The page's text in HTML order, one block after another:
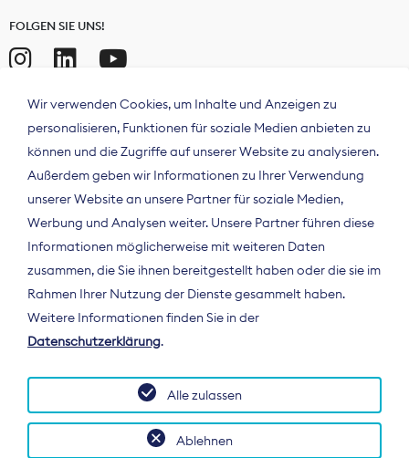
FOLGEN SIE UNS!
Der Bundesverband Digitalpublisher und
Zeitungsverleger (BDZV) vertritt als
Spitzenorganisation die Interessen der
Deutschland und auf EU-Ebene.
Wir verwenden Cookies, um Inhalte und Anzeigen zu
personalisieren, Funktionen für soziale Medien anbieten zu
können und die Zugriffe auf unserer Website zu analysieren.
Außerdem geben wir Informationen zu Ihrer Verwendung
unserer Website an unsere Partner für soziale Medien,
Werbung und Analysen weiter. Unsere Partner führen diese
Informationen möglicherweise mit weiteren Daten
zusammen, die Sie ihnen bereitgestellt haben oder die sie im
Rahmen Ihrer Nutzung der Dienste gesammelt haben.
Weitere Informationen finden Sie in der
Datenschutzerklärung.
Ablehnen
Alle zulassen